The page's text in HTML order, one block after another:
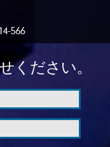
566
ください。